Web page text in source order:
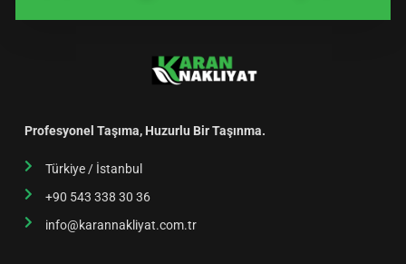
Profesyonel Taşıma, Huzurlu Bir Taşınma.
Türkiye / İstanbul
+90 543 338 30 36
info@karannakliyat.com.tr